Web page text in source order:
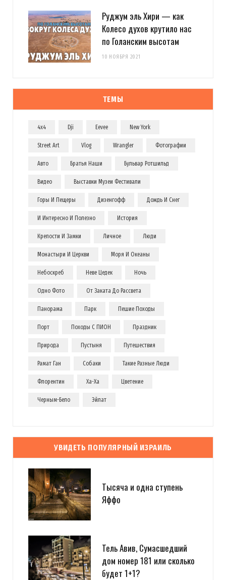
Руджум эль Хири — как
Колесо духов крутило нас
по Голанским высотам
10 НОЯБРЯ 2021
ТЕМЫ
4x4 Dji Eevee New York
Street Art Vlog Wrangler Фотографии
Авто Братья Наши Бульвар Ротшильд
Видео Выставки Музеи Фестивали
Горы И Пещеры Дизенгофф Дождь И Снег
И Интересно И Полезно История
Крепости И Замки Личное Люди
Монастыри И Церкви Моря И Океаны
Небоскреб Неве Цедек Ночь
Одно Фото От Заката До Рассвета
Панорама Парк Пешие Походы
Порт Походы С ПИОН Праздник
Природа Пустыня Путешествия
Рамат Ган Собаки Такие Разные Люди
Флорентин Ха-Ха Цветение
Черным-Бело Эйлат
УВИДЕТЬ ПОПУЛЯРНЫЙ ИЗРАИЛЬ
Тысяча и одна ступень
Яффо
Тель Авив, Сумасшедший
дом номер 181 или сколько
будет 1+1?